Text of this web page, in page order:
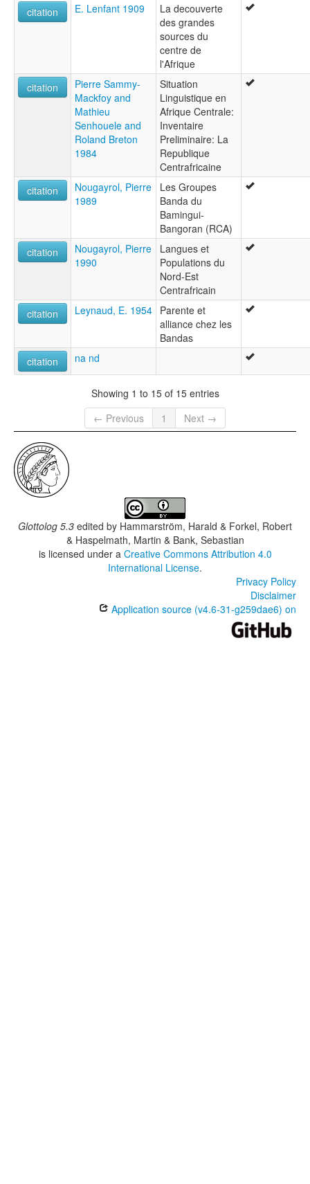
citation
E. Lenfant 1909
La decouverte
des grandes
sources du
centre de
l'Afrique
citation
Pierre Sammy-
Mackfoy and
Mathieu
Senhouele and
Roland Breton
1984
Situation
Linguistique en
Afrique Centrale:
Inventaire
Preliminaire: La
Republique
Centrafricaine
citation
Nougayrol, Pierre
1989
Les Groupes
Banda du
Bamingui-
Bangoran (RCA)
citation
Nougayrol, Pierre
1990
Langues et
Populations du
Nord-Est
Centrafricain
citation
Leynaud, E. 1954 Parente et
alliance chez les
Bandas
citation
na nd
Showing 1 to 15 of 15 entries
← Previous
1 Next →
Glottolog 5.3 edited by Hammarström, Harald & Forkel, Robert
& Haspelmath, Martin & Bank, Sebastian
is licensed under a Creative Commons Attribution 4.0
International License.
Privacy Policy
Disclaimer
Application source (v4.6-31-g259dae6) on